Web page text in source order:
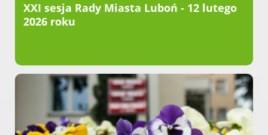
XXI sesja Rady Miasta Luboń - 12 lutego
2026 roku